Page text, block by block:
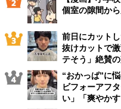
個室の隙間か
前日にカット
抜けカットで
テそう」絶賛
“おかっぱ”に
ビフォーアフ
い」「爽やか